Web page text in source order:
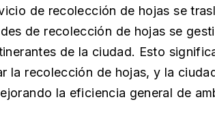
de recolección de hojas se
de recolección de hojas se
de la ciudad. Esto
la recolección de hojas, y la
la eficiencia general de